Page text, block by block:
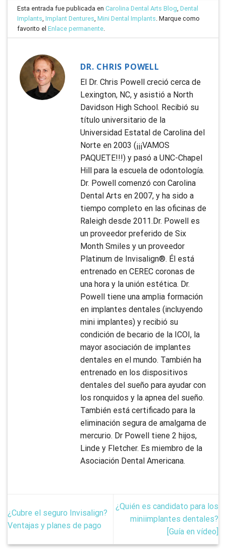
Esta entrada fue publicada enCarolina Dental Arts Blog ,Dental
Implants ,Implant Dentures ,Mini Dental Implants . Marque como
favorito elEnlace permanente
DR. CHRIS POWELL
El Dr. Chris Powell creció cerca de
Lexington, NC, y asistió a North
Davidson High School. Recibió su
título universitario de la
Universidad Estatal de Carolina del
Norte en 2003 (¡¡¡VAMOS
PAQUETE!!!) y pasó a UNC-Chapel
Hill para la escuela de odontología.
Dr. Powell comenzó con Carolina
Dental Arts en 2007, y ha sido a
tiempo completo en las oficinas de
Raleigh desde 2011.Dr. Powell es
un proveedor preferido de Six
Month Smiles y un proveedor
Platinum de Invisalign®. Él está
entrenado en CEREC coronas de
una hora y la unión estética. Dr.
Powell tiene una amplia formación
en implantes dentales (incluyendo
mini implantes) y recibió su
condición de becario de la ICOI, la
mayor asociación de implantes
dentales en el mundo. También ha
entrenado en los dispositivos
dentales del sueño para ayudar con
los ronquidos y la apnea del sueño.
También está certificado para la
eliminación segura de amalgama de
mercurio. Dr Powell tiene 2 hijos,
Linde y Fletcher. Es miembro de la
Asociación Dental Americana.
¿Cubre el seguro Invisalign?
Ventajas y planes de pago
¿Quién es candidato para los
miniimplantes dentales?
[Guía en vídeo]